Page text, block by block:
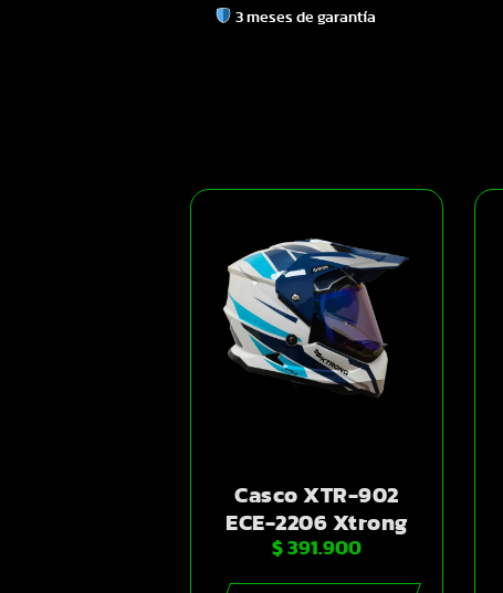
3 meses de garantía
Casco XTR-902
ECE-2206 Xtrong
fly blanco-azul
brillo visor
$ 391.900